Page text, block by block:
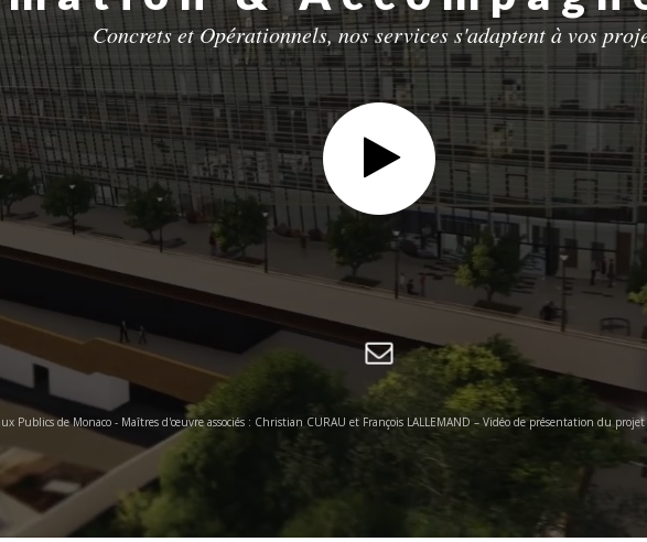
Concrets et Opérationnels, nos services s'adaptent à vos
Publics de Monaco - Maîtres d'œuvre associés : Christian CURAU et François LALLEMAND – Vidéo de présentation du